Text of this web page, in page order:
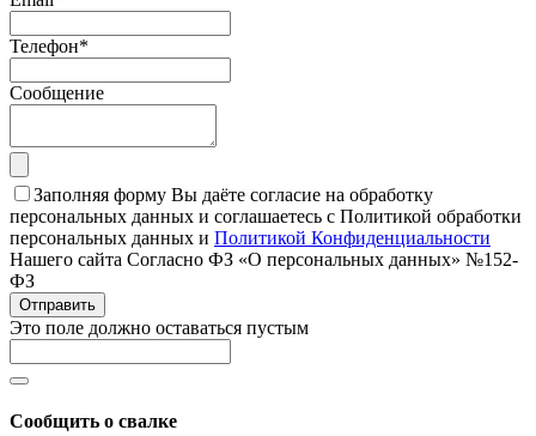
Телефон*
Сообщение
Заполняя форму Вы даёте согласие на обработку
персональных данных и соглашаетесь с Политикой обработки
персональных данных и Политикой Конфиденциальности
Нашего сайта Согласно ФЗ «О персональных данных» №152-
ФЗ
Отправить
Это поле должно оставаться пустым
Сообщить о свалке